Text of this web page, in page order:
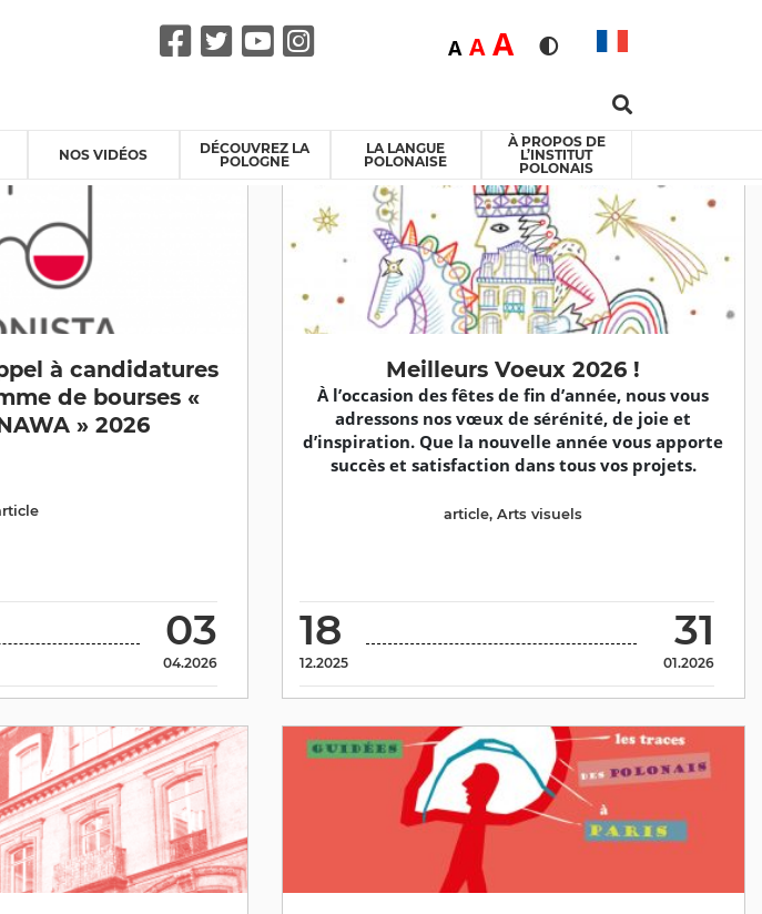
Rozmiar czcionki
ADomyślna
AŚrednia
ADużaWersja kontrastowa
NOS VIDÉOS
DÉCOUVREZ LA
POLOGNE
LA LANGUE
POLONAISE
À PROPOS DE
L’INSTITUT
POLONAIS
à candidatures
de bourses «
» 2026
03
04.2026
Meilleurs Voeux 2026 !
À l’occasion des fêtes de fin d’année, nous vous
adressons nos vœux de sérénité, de joie et
d’inspiration. Que la nouvelle année vous apporte
succès et satisfaction dans tous vos projets.
18
12.2025
31
01.2026
article,Arts visuels